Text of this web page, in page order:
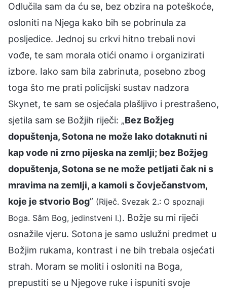
Odlučila sam da ću se, bez obzira na poteškoće,
osloniti na Njega kako bih se pobrinula za
posljedice. Jednoj su crkvi hitno trebali novi
vođe, te sam morala otići onamo i organizirati
izbore. Iako sam bila zabrinuta, posebno zbog
toga što me prati policijski sustav nadzora
Skynet, te sam se osjećala plašljivo i prestrašeno,
sjetila sam se Božjih riječi: „Bez Božjeg
dopuštenja, Sotona ne može lako dotaknuti ni
kap vode ni zrno pijeska na zemlji; bez Božjeg
dopuštenja, Sotona se ne može petljati čak ni s
mravima na zemlji, a kamoli s čovječanstvom,
koje je stvorio Bog” (Riječ. Svezak 2.: O spoznaji
Boga. Sâm Bog, jedinstveni I.). Božje su mi riječi
osnažile vjeru. Sotona je samo uslužni predmet u
Božjim rukama, kontrast i ne bih trebala osjećati
strah. Moram se moliti i osloniti na Boga,
prepustiti se u Njegove ruke i ispuniti svoje